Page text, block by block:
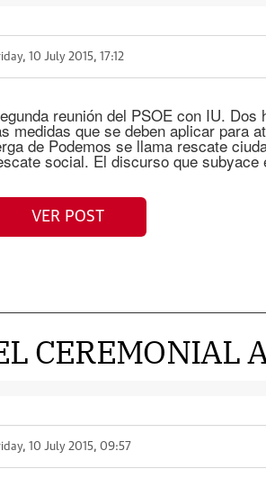
10 July 2015, 17:12
reunión del PSOE con IU.
medidas que se deben aplicar para
de Podemos se llama rescate
social. El discurso que
VER POST
CEREMONIAL
10 July 2015, 09:57